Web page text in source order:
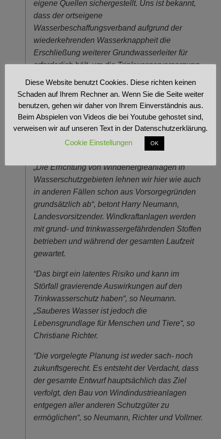
eigene Quellen sichergestellt. Uns ist bekannt,
dass der ortseigene
Wasserbeschaffungsverband aufgrund der
wiederkehrenden Wasserknappheit die
Erschließung weiterer Grundwasserleiter für
erforderlich hält, um die Trinkwasserversorgung
des Dorfes zu gewährleisten“, erklärt Christiane
Richter.
Vorgelegte Planung nicht
sach- und zukunftsgerecht
„Die Errichtung von Windenergieanlagen in
Wasserschutzgebieten lehnen wir hier wie auch
in anderen Fällen schon aus Vorsorgegründen
grundsätzlich ab“, betont Harry Neumann,
Landesvorsitzender. Windkraftanlagen werden
mit grund- und trinkwassergefährdenden Stoffen
betrieben und während der gesamten Laufzeit
gewartet.
“Das birgt ein latentes Risiko und kann im
Störfall gravierende Auswirkungen auf den
Trinkwasserschutz haben“, so Neumann.
„Sauberes Wasser ist jedoch die
Lebensgrundlage für Menschen und Tiere“, so
Christiane Richter.
“Die vorgelegte Planung ist weder sach- noch
zukunftsgerecht. Es entsteht der Verdacht, dass
der gesamte Entwurf hauptsächlich das Ziel
verfolgt, den Bau von Windindustrieanlagen
entgegen aller anderen Schutzgüter zu
ermöglichen“, so Neumann, Richter und Vollmer.
Diese Website benutzt Cookies. Diese richten keinen
Schaden auf Ihrem Rechner an. Wenn Sie die Seite weiter
benutzen, gehen wir daher von Ihrem Einverständnis aus.
Beim Abspielen von Videos die bei Youtube gehostet sind,
verweisen wir auf unseren Text in der Datenschutzerklärung.
Cookie Einstellungen
OK